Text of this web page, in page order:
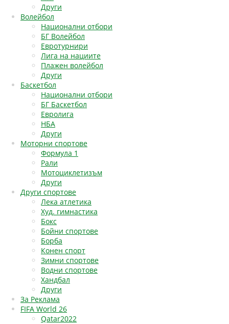
Други
Волейбол
Национални отбори
БГ Волейбол
Евротурнири
Лига на нациите
Плажен волейбол
Други
Баскетбол
Национални отбори
БГ Баскетбол
Евролига
НБА
Други
Моторни спортове
Формула 1
Рали
Мотоциклетизъм
Други
Други спортове
Лека атлетика
Худ. гимнастика
Бокс
Бойни спортове
Борба
Конен спорт
Зимни спортове
Водни спортове
Хандбал
Други
За Реклама
FIFA World 26
Qatar2022